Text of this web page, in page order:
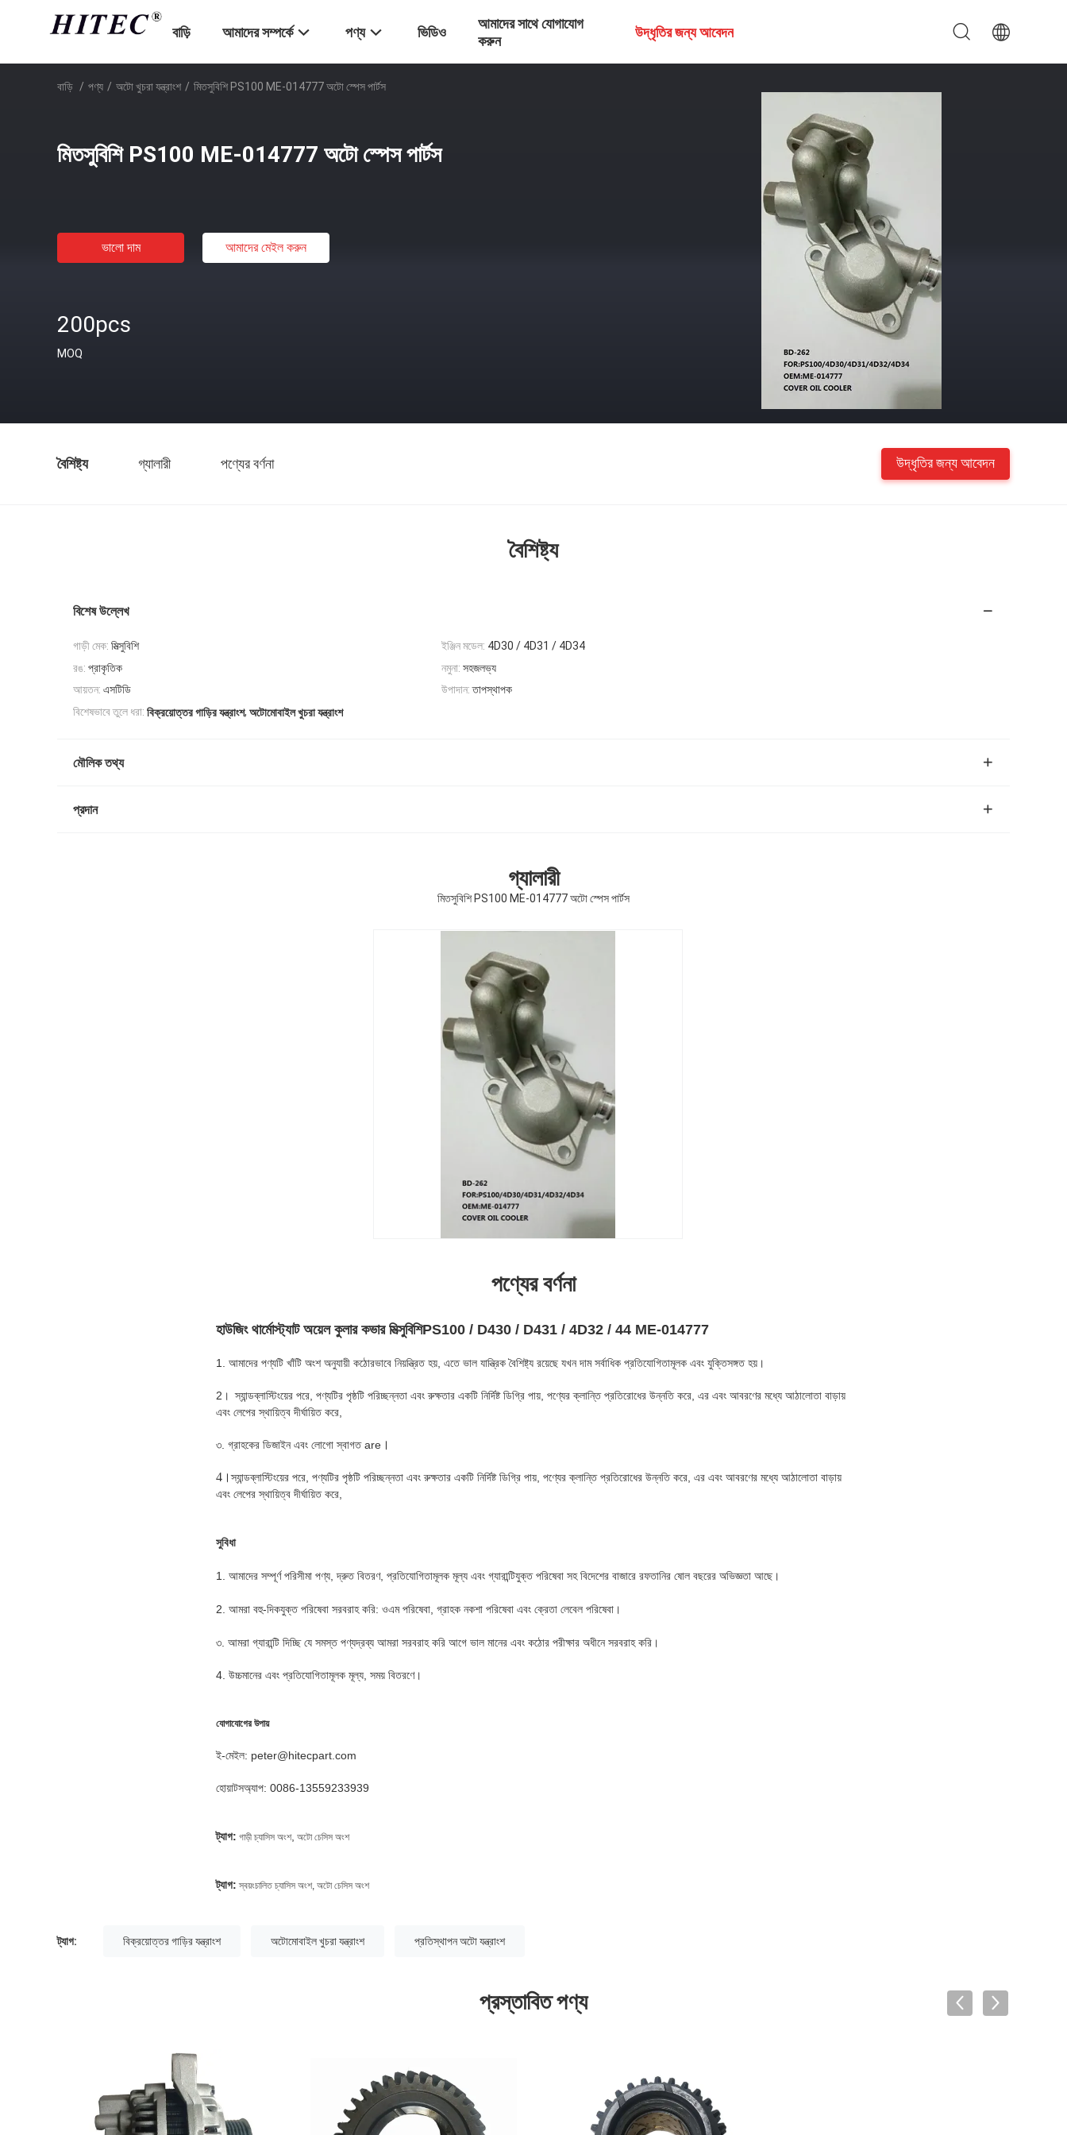
বাড়ি আমাদের সম্পর্কে পণ্য ভিডিও
আমাদের সাথে যোগাযোগ
করুন
উদ্ধৃতির জন্য আবেদন
বাড়ি / পণ্য / অটো খুচরা যন্ত্রাংশ / মিতসুবিশি PS100 ME-014777 অটো স্পেস পার্টস
মিতসুবিশি PS100 ME-014777 অটো স্পেস পার্টস
ভালো দাম আমাদের মেইল ​​করুন
200pcs
MOQ
বৈশিষ্ট্য গ্যালারী পণ্যের বর্ণনা উদ্ধৃতির জন্য আবেদন
বৈশিষ্ট্য
বিশেষ উল্লেখ
গাড়ী মেক: মিত্সুবিশি ইঞ্জিন মডেল: 4D30 / 4D31 / 4D34
রঙ: প্রাকৃতিক নমুনা: সহজলভ্য
আয়তন: এসটিডি উপাদান: তাপস্থাপক
বিশেষভাবে তুলে ধরা: বিক্রয়োত্তর গাড়ির যন্ত্রাংশ, অটোমোবাইল খুচরা যন্ত্রাংশ
মৌলিক তথ্য
প্রদান
গ্যালারী
মিতসুবিশি PS100 ME-014777 অটো স্পেস পার্টস
পণ্যের বর্ণনা
হাউজিং থার্মোস্ট্যাট অয়েল কুলার কভার মিত্সুবিশিPS100 / D430 / D431 / 4D32 / 44 ME-014777
1. আমাদের পণ্যটি খাঁটি অংশ অনুযায়ী কঠোরভাবে নিয়ন্ত্রিত হয়, এতে ভাল যান্ত্রিক বৈশিষ্ট্য রয়েছে যখন দাম সর্বাধিক প্রতিযোগিতামূলক এবং যুক্তিসঙ্গত হয়।
2। স্যান্ডব্লাস্টিংয়ের পরে, পণ্যটির পৃষ্ঠটি পরিচ্ছন্নতা এবং রুক্ষতার একটি নির্দিষ্ট ডিগ্রি পায়, পণ্যের ক্লান্তি প্রতিরোধের উন্নতি করে, এর এবং আবরণের মধ্যে আঠালোতা বাড়ায়
এবং লেপের স্থায়িত্ব দীর্ঘায়িত করে,
৩. গ্রাহকের ডিজাইন এবং লোগো স্বাগত are ।
4।স্যান্ডব্লাস্টিংয়ের পরে, পণ্যটির পৃষ্ঠটি পরিচ্ছন্নতা এবং রুক্ষতার একটি নির্দিষ্ট ডিগ্রি পায়, পণ্যের ক্লান্তি প্রতিরোধের উন্নতি করে, এর এবং আবরণের মধ্যে আঠালোতা বাড়ায়
এবং লেপের স্থায়িত্ব দীর্ঘায়িত করে,
সুবিধা
1. আমাদের সম্পূর্ণ পরিসীমা পণ্য, দ্রুত বিতরণ, প্রতিযোগিতামূলক মূল্য এবং গ্যারান্টিযুক্ত পরিষেবা সহ বিদেশের বাজারে রফতানির ষোল বছরের অভিজ্ঞতা আছে।
2. আমরা বহু-দিকযুক্ত পরিষেবা সরবরাহ করি: ওএম পরিষেবা, গ্রাহক নকশা পরিষেবা এবং ক্রেতা লেবেল পরিষেবা।
৩. আমরা গ্যারান্টি দিচ্ছি যে সমস্ত পণ্যদ্রব্য আমরা সরবরাহ করি আগে ভাল মানের এবং কঠোর পরীক্ষার অধীনে সরবরাহ করি।
4. উচ্চমানের এবং প্রতিযোগিতামূলক মূল্য, সময় বিতরণে।
যোগাযোগের উপায়
ই-মেইল: peter@hitecpart.com
হোয়াটসঅ্যাপ: 0086-13559233939
ট্যাগ: গাড়ী চ্যাসিস অংশ, অটো চেসিস অংশ
ট্যাগ: স্বয়ংচালিত চ্যাসিস অংশ, অটো চেসিস অংশ
ট্যাগ: বিক্রয়োত্তর গাড়ির যন্ত্রাংশ অটোমোবাইল খুচরা যন্ত্রাংশ প্রতিস্থাপন অটো যন্ত্রাংশ
প্রস্তাবিত পণ্য